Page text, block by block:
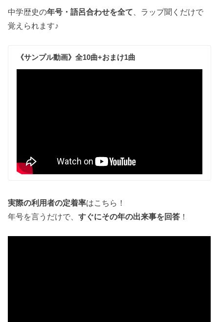
中学歴史の年号・語呂合わせを全て 、ラップ聞くだけで
覚えられます♪
《サンプル動画》全10曲+おまけ1曲
実際の利用者の定着率はこちら！
年号を言うだけで、すぐにその年の出来事を回答 ！